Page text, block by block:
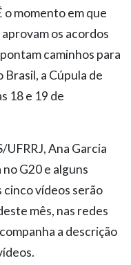
momento em que
os acordos
caminhos para
Brasil, a Cúpula de
18 e 19 de
UFRRJ, Ana Garcia
G20 e alguns
vídeos serão
mês, nas redes
a descrição